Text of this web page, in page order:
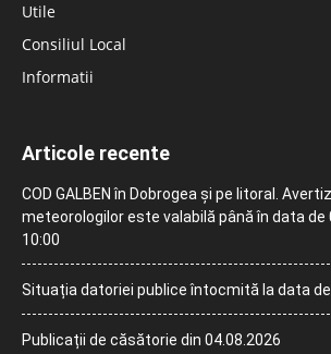
Utile
Consiliul Local
Informatii
Articole recente
COD GALBEN în Dobrogea și pe litoral.
meteorologilor este valabilă până în data de
10:00
Situația datoriei publice întocmită la data de
Publicații de căsătorie din 04.08.2026